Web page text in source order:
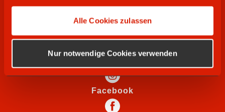
Alle Cookies zulassen
Nur notwendige Cookies verwenden
SOCIAL MEDIA
Instagram
Facebook